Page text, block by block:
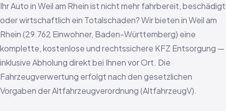
Ihr Auto in Weil am Rhein ist nicht mehr fahrbereit, beschädigt
oder wirtschaftlich ein Totalschaden? Wir bieten in Weil am
Rhein (29.762 Einwohner, Baden-Württemberg) eine
komplette, kostenlose und rechtssichere KFZ Entsorgung —
inklusive Abholung direkt bei Ihnen vor Ort. Die
Fahrzeugverwertung erfolgt nach den gesetzlichen
Vorgaben der Altfahrzeugverordnung (AltfahrzeugV).